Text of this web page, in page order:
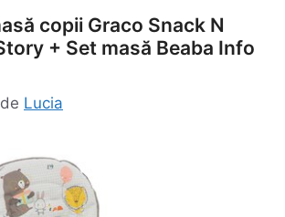
copii Graco Snack N
+ Set masă Beaba Info
de Lucia